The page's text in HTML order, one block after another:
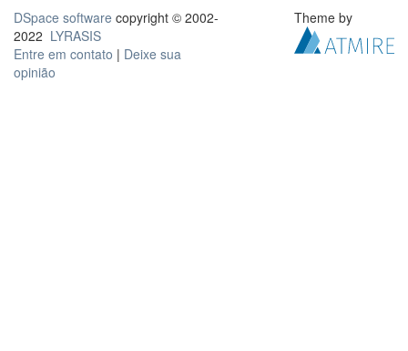
DSpace software copyright © 2002-
2022 LYRASIS
Entre em contato | Deixe sua
opinião
Theme by